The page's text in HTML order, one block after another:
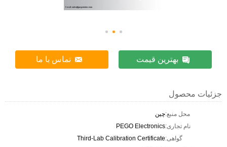
بهترین قیمت تماس با ما
جزئیات محصول
محل منبع:چین
نام تجاری:PEGO Electronics
گواهی:Third-Lab Calibration Certificate